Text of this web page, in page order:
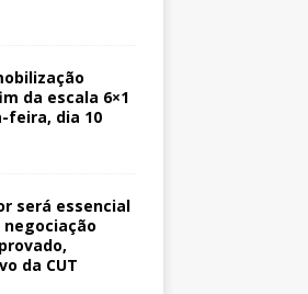
da escala 6×1
feira, dia 10
será essencial
negociação
da CUT